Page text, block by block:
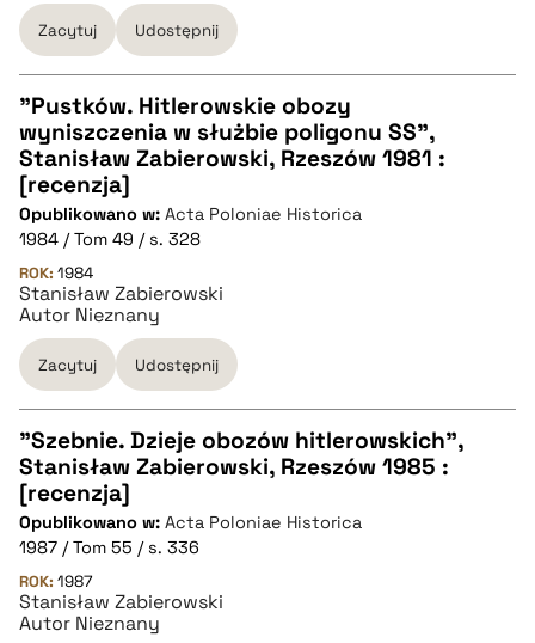
pobierz cytat
Zacytuj Udostępnij
CZYSTY TEKST
pobierz cytat
BIBTEX
pobierz cytat
"Pustków. Hitlerowskie obozy
wyniszczenia w służbie poligonu SS",
Stanisław Zabierowski, Rzeszów 1981 :
[recenzja]
Opublikowano w: Acta Poloniae Historica
1984 / Tom 49 / s. 328
ROK: 1984
Stanisław Zabierowski
Autor Nieznany
Zacytuj Udostępnij
CZYSTY TEKST
pobierz cytat
BIBTEX
"Szebnie. Dzieje obozów hitlerowskich",
Stanisław Zabierowski, Rzeszów 1985 :
[recenzja]
Opublikowano w: Acta Poloniae Historica
1987 / Tom 55 / s. 336
ROK: 1987
Stanisław Zabierowski
Autor Nieznany